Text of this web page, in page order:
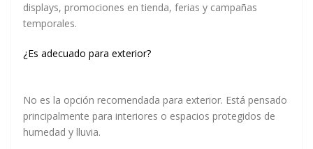
displays, promociones en tienda, ferias y campañas
temporales.
¿Es adecuado para exterior?
No es la opción recomendada para exterior. Está pensado
principalmente para interiores o espacios protegidos de
humedad y lluvia.